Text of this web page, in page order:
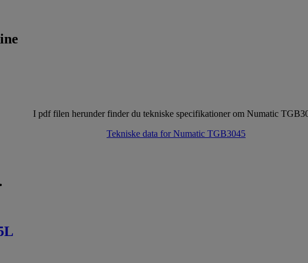
I pdf filen herunder finder du tekniske specifikationer om Numatic
Tekniske data for Numatic TGB3045